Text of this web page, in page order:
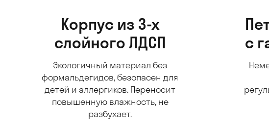
Корпус из 3-х
слойного ЛДСП
Экологичный материал без
формальдегидов, безопасен для
детей и аллергиков. Переносит
повышенную влажность, не
разбухает.
с